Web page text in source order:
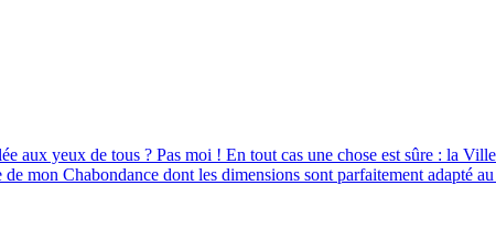
aux yeux de tous ? Pas moi ! En tout cas une chose est sûre : la
mon Chabondance dont les dimensions sont parfaitement adapté